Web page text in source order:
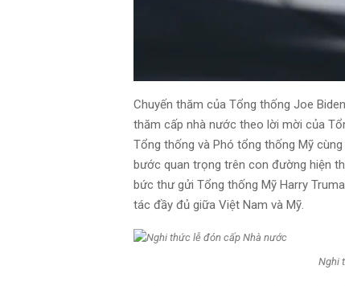
Chuyến thăm của Tổng thống Joe
thăm cấp nhà nước theo lời mời của
Tổng thống và Phó tổng thống Mỹ
bước quan trọng trên con đường hiện
bức thư gửi Tổng thống Mỹ Harry
tác đầy đủ giữa Việt Nam và Mỹ.
Nghi